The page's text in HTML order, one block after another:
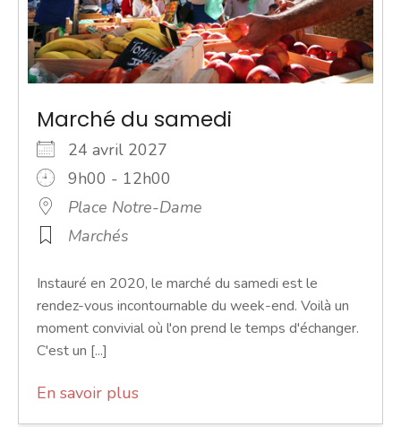
Marché du samedi
24 avril 2027
9h00 - 12h00
Place Notre-Dame
Marchés
Instauré en 2020, le marché du samedi est le
rendez-vous incontournable du week-end. Voilà un
moment convivial où l'on prend le temps d'échanger.
C'est un [...]
En savoir plus